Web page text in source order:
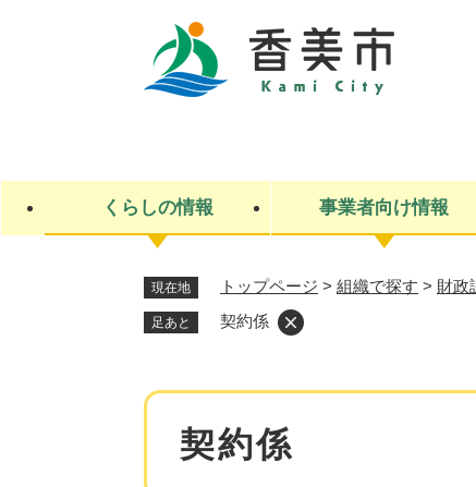
索
くらしの情報
ライフステージ 住民票・戸籍
子ども
交通情報
事業者向け情報
産業振興
保険
観光スポット・観光施設 イベント・お祭り・特産品
市政への参加
現在地 トップページ > 組織で探す > 財政
足あと 契約係
本
契約係